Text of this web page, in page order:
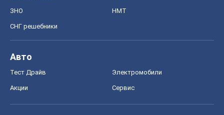
ЗНО НМТ
СНГ решебники
Авто
Тест Драйв Электромобили
Акции Сервис